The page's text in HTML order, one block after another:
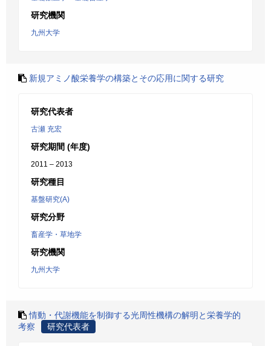
研究機関
九州大学
新規アミノ酸栄養学の構築とその応用に関する研究
研究代表者
古瀬 充宏
研究期間 (年度)
2011 – 2013
研究種目
基盤研究(A)
研究分野
畜産学・草地学
研究機関
九州大学
情動・代謝機能を制御する光周性機構の解明と栄養学的
考察
研究代表者